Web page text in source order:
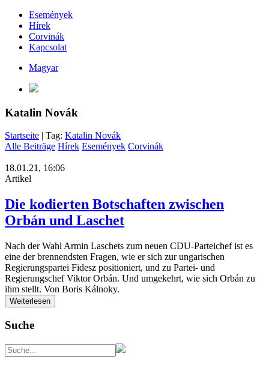
Események
Hírek
Corvinák
Kapcsolat
Magyar
Katalin Novák
Startseite | Tag: Katalin Novák
Alle Beiträge Hírek Események Corvinák
18.01.21, 16:06
Artikel
Die kodierten Botschaften zwischen
Orbán und Laschet
Nach der Wahl Armin Laschets zum neuen CDU-Parteichef ist es
eine der brennendsten Fragen, wie er sich zur ungarischen
Regierungspartei Fidesz positioniert, und zu Partei- und
Regierungschef Viktor Orbán. Und umgekehrt, wie sich Orbán zu
ihm stellt. Von Boris Kálnoky.
Weiterlesen
Suche